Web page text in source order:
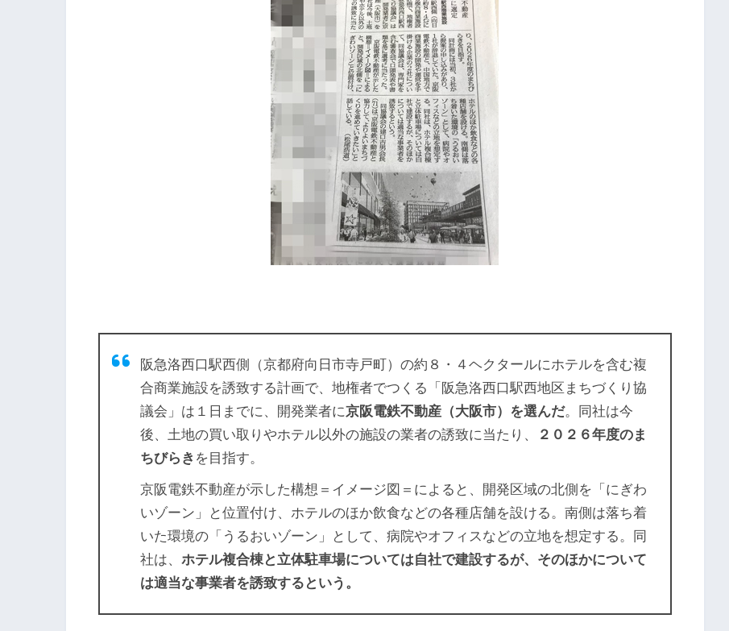
阪急洛西口駅西側（京都府向日市寺戸町）の約８・４ヘクタールにホテルを含む複
合商業施設を誘致する計画で、地権者でつくる「阪急洛西口駅西地区まちづくり協
議会」は１日までに、開発業者に京阪電鉄不動産（大阪市）を選んだ。同社は今
後、土地の買い取りやホテル以外の施設の業者の誘致に当たり、
２０２６年度のま
ちびらき を目指す。
京阪電鉄不動産が示した構想＝イメージ図＝によると、開発区域の北側を「にぎわ
いゾーン」と位置付け、ホテルのほか飲食などの各種店舗を設ける。南側は落ち着
いた環境の「うるおいゾーン」として、病院やオフィスなどの立地を想定する。同
社は、 ホテル複合棟と立体駐車場については自社で建設するが、そのほかについて
は適当な事業者を誘致するという。